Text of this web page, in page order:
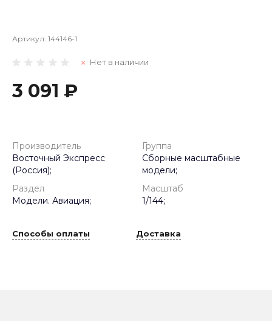
Артикул: 144146-1
Нет в наличии
3 091 ₽
Производитель
Восточный Экспресс
(Россия);
Группа
Сборные масштабные
модели;
Раздел
Модели. Авиация;
Масштаб
1/144;
Способы оплаты Доставка